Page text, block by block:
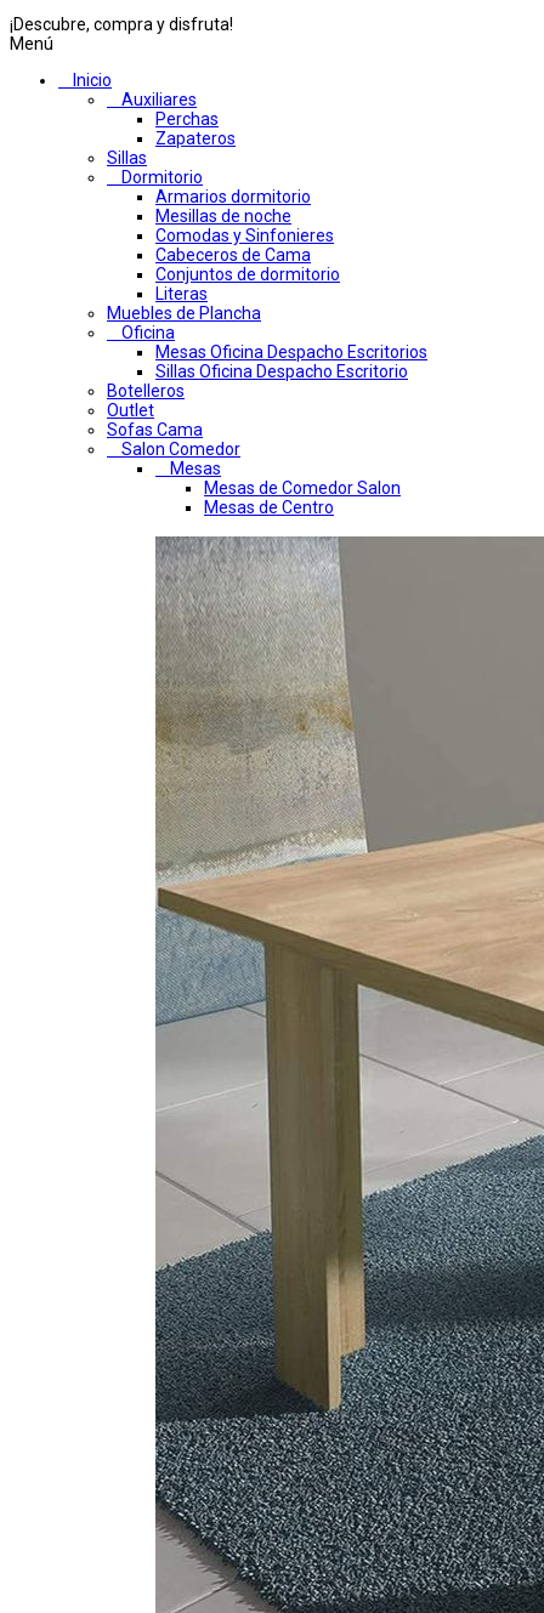
¡Descubre, compra y disfruta!
Menú
Inicio
Auxiliares
Perchas
Zapateros
Sillas
Dormitorio
Armarios dormitorio
Mesillas de noche
Comodas y Sinfonieres
Cabeceros de Cama
Conjuntos de dormitorio
Literas
Muebles de Plancha
Oficina
Mesas Oficina Despacho Escritorios
Sillas Oficina Despacho Escritorio
Botelleros
Outlet
Sofas Cama
Salon Comedor
Mesas
Mesas de Comedor Salon
Mesas de Centro